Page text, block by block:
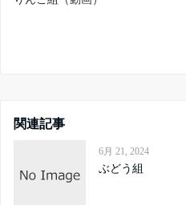
関連記事
6月 21, 2024
ぶどう組